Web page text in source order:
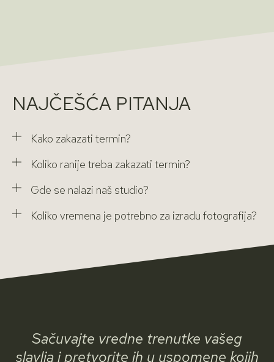
Kako zakazati termin?
Koliko ranije treba zakazati termin?
Gde se nalazi naš studio?
Koliko vremena je potrebno za izradu fotografija?
NAJČEŠĆA PITANJA
Sačuvajte vredne trenutke vašeg
slavlja i pretvorite ih u uspomene kojih